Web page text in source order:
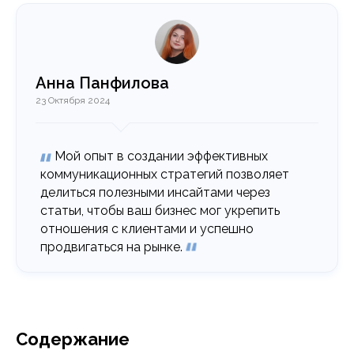
Анна Панфилова
23 Октября 2024
Мой опыт в создании эффективных
коммуникационных стратегий позволяет
делиться полезными инсайтами через
статьи, чтобы ваш бизнес мог укрепить
отношения с клиентами и успешно
продвигаться на рынке.
Содержание